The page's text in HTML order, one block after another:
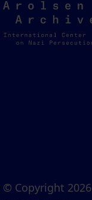
Arolsen
Archives
© Copyright